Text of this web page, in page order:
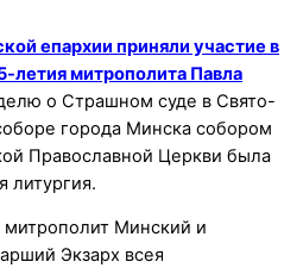
о Страшном суде в Свято-
города Минска собором
Православной Церкви была
литургия.
митрополит Минский и
Экзарх всея